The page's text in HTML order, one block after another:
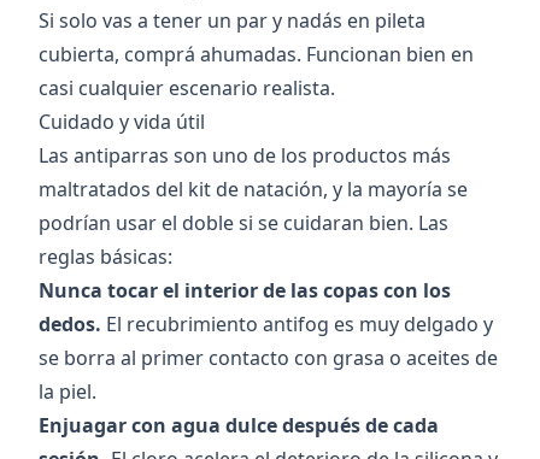
Si solo vas a tener un par y nadás en pileta
cubierta, comprá ahumadas. Funcionan bien en
casi cualquier escenario realista.
Cuidado y vida útil
Las antiparras son uno de los productos más
maltratados del kit de natación, y la mayoría se
podrían usar el doble si se cuidaran bien. Las
reglas básicas:
Nunca tocar el interior de las copas con los
dedos. El recubrimiento antifog es muy delgado y
se borra al primer contacto con grasa o aceites de
la piel.
Enjuagar con agua dulce después de cada